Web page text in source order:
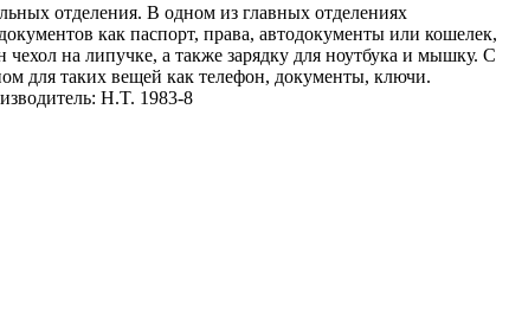
отделения. В одном из главных отделениях
как паспорт, права, автодокументы или кошелек,
на липучке, а также зарядку для ноутбука и мышку. С
для таких вещей как телефон, документы, ключи.
H.T. 1983-8